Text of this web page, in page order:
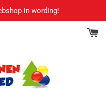
in wording!